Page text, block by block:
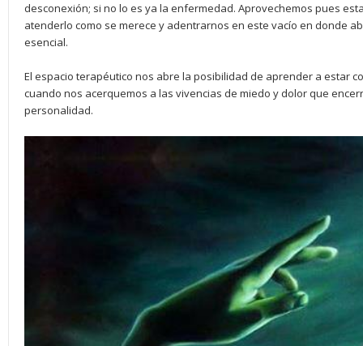
desconexión; si no lo es ya la enfermedad. Aprovechemos pues
atenderlo como se merece y adentrarnos en este vacío en donde
esencial.
El espacio terapéutico nos abre la posibilidad de aprender a estar
cuando nos acerquemos a las vivencias de miedo y dolor que
personalidad.